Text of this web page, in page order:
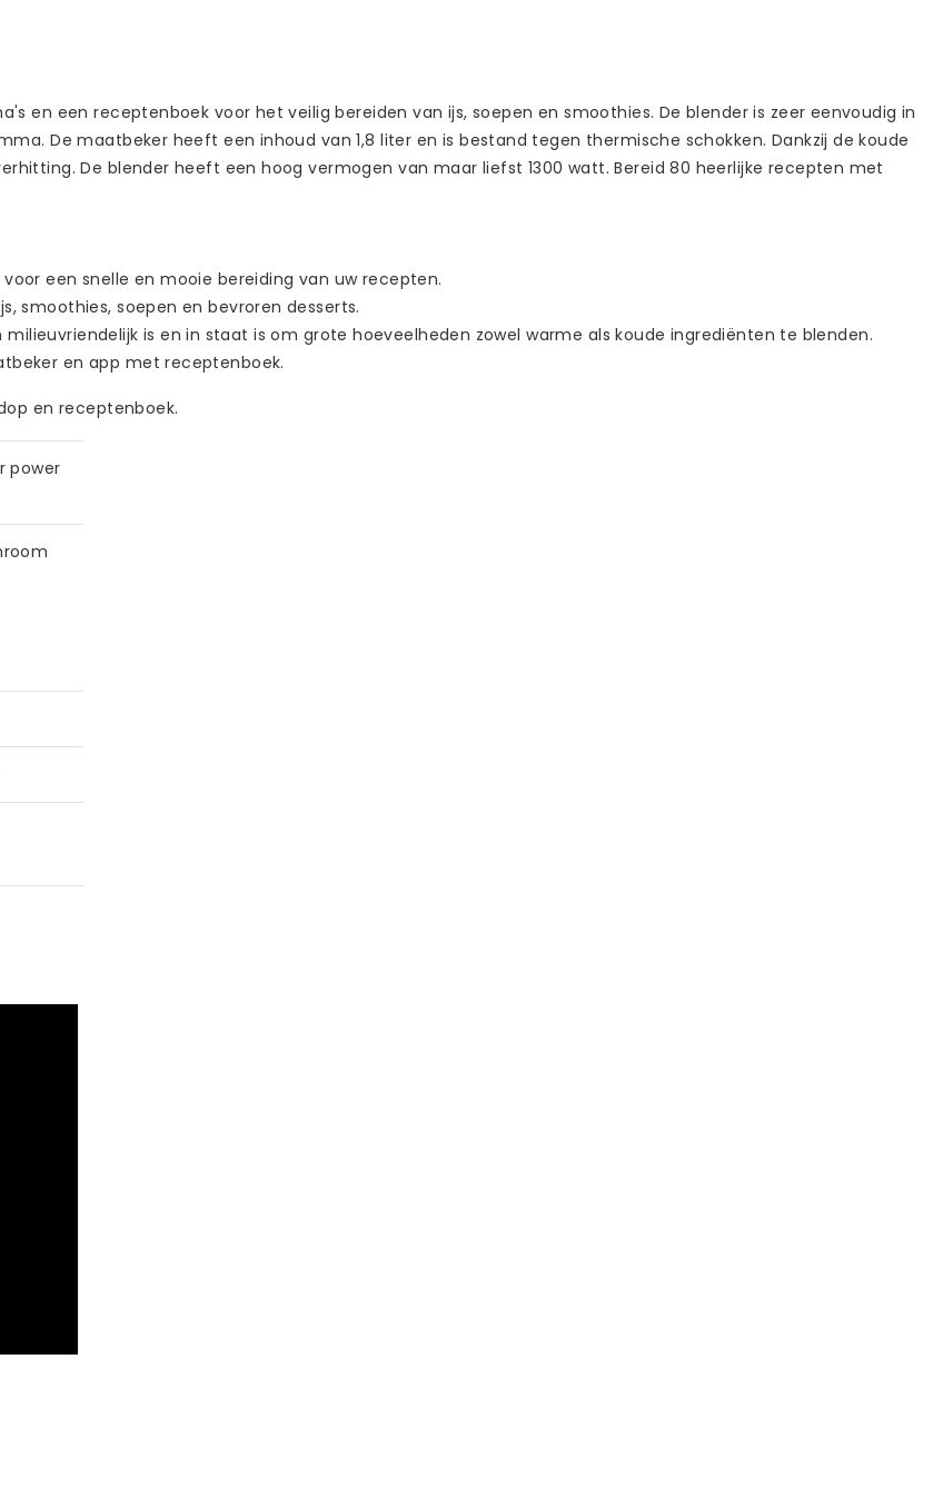
en een receptenboek voor het veilig bereiden van ijs, soepen en smoothies. De blender is zeer eenvoudig in
De maatbeker heeft een inhoud van 1,8 liter en is bestand tegen thermische schokken. Dankzij de koude
De blender heeft een hoog vermogen van maar liefst 1300 watt. Bereid 80 heerlijke recepten met
een snelle en mooie bereiding van uw recepten.
smoothies, soepen en bevroren desserts.
is en in staat is om grote hoeveelheden zowel warme als koude ingrediënten te blenden.
en app met receptenboek.
en receptenboek.
power